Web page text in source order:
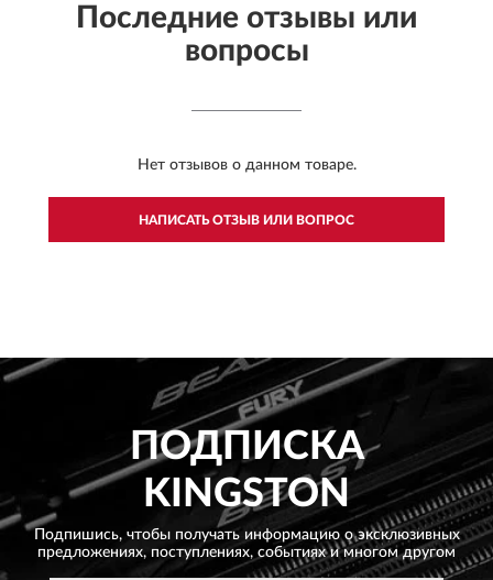
Последние отзывы или
вопросы
Нет отзывов о данном товаре.
НАПИСАТЬ ОТЗЫВ ИЛИ ВОПРОС
ПОДПИСКА
KINGSTON
Подпишись, чтобы получать информацию о эксклюзивных
предложениях, поступлениях, событиях и многом другом